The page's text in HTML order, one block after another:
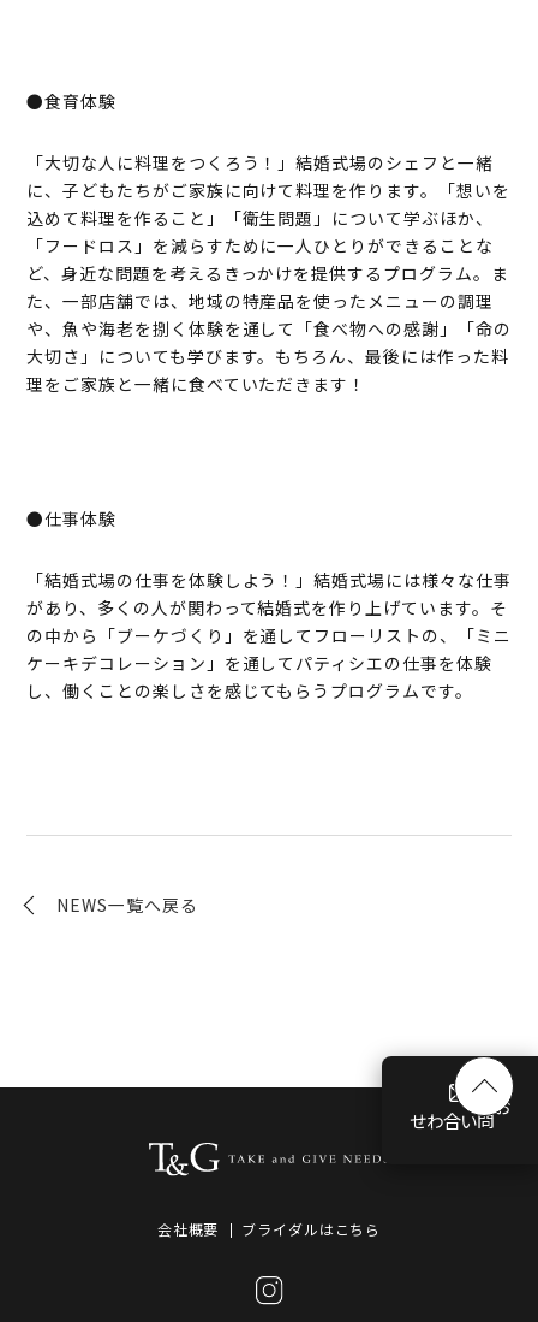
●食育体験
「大切な人に料理をつくろう！」結婚式場のシェフと一緒
に、子どもたちがご家族に向けて料理を作ります。「想いを
込めて料理を作ること」「衛生問題」について学ぶほか、
「フードロス」を減らすために一人ひとりができることな
ど、身近な問題を考えるきっかけを提供するプログラム。ま
た、一部店舗では、地域の特産品を使ったメニューの調理
や、魚や海老を捌く体験を通して「食べ物への感謝」「命の
大切さ」についても学びます。もちろん、最後には作った料
理をご家族と一緒に食べていただきます！
●仕事体験
「結婚式場の仕事を体験しよう！」結婚式場には様々な仕事
があり、多くの人が関わって結婚式を作り上げています。そ
の中から「ブーケづくり」を通してフローリストの、「ミニ
ケーキデコレーション」を通してパティシエの仕事を体験
し、働くことの楽しさを感じてもらうプログラムです。
NEWS一覧へ戻る
お問い合わせ
会社概要 ブライダルはこちら